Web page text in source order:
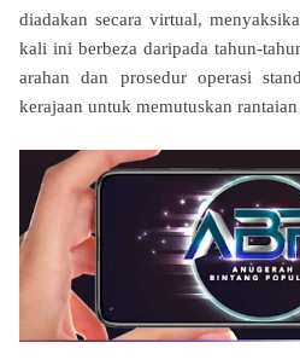
diadakan secara virtual,
kali ini berbeza daripada tahun-
arahan dan prosedur operasi
kerajaan untuk memutuskan